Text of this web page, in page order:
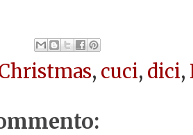
, cuci, dici,